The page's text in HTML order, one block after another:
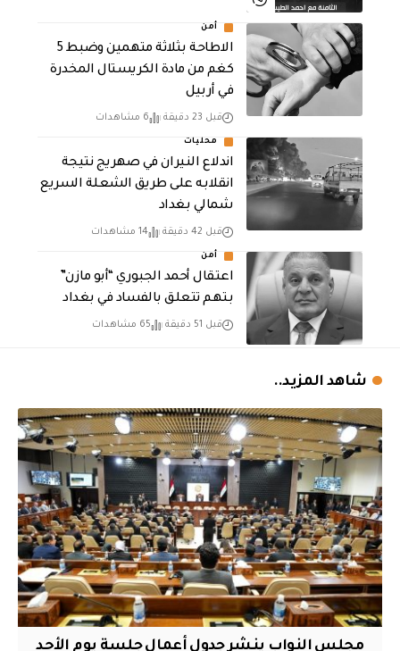
أمن
الاطاحة بثلاثة متهمين وضبط 5
كغم من مادة الكريستال المخدرة ​
في أربيل
قبل 23 دقيقة 6 مشاهدات
محليات
اندلاع النيران في صهريج نتيجة
انقلابه على طريق الشعلة السريع
شمالي بغداد
قبل 42 دقيقة 14 مشاهدات
أمن
اعتقال أحمد الجبوري “أبو مازن”
بتهم تتعلق بالفساد في بغداد
قبل 51 دقيقة 65 مشاهدات
شاهد المزيد..
مجلس النواب ينشر جدول أعمال جلسة يوم الأحد